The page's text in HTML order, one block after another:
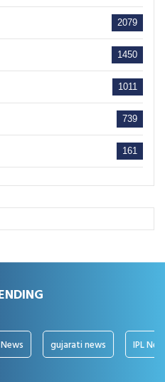
2079
1450
1011
739
161
gujarati news IPL News